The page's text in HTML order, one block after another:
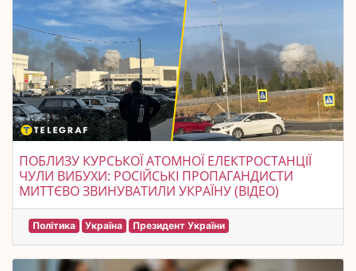
ПОБЛИЗУ КУРСЬКОЇ АТОМНОЇ ЕЛЕКТРОСТАНЦІЇ
ЧУЛИ ВИБУХИ: РОСІЙСЬКІ ПРОПАГАНДИСТИ
МИТТЄВО ЗВИНУВАТИЛИ УКРАЇНУ (ВІДЕО)
Політика Україна Президент України